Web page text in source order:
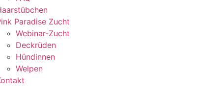
Paradise Zucht
Webinar-Zucht
Deckrüden
Hündinnen
Welpen